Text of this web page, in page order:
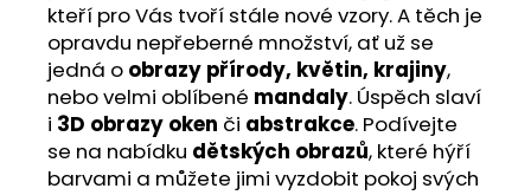
kteří pro Vás tvoří stále nové vzory. A těch je
opravdu nepřeberné množství, ať už se
jedná o obrazy přírody, květin, krajiny,
nebo velmi oblíbené mandaly. Úspěch slaví
i 3D obrazy oken či abstrakce. Podívejte
se na nabídku dětských obrazů, které hýří
barvami a můžete jimi vyzdobit pokoj svých